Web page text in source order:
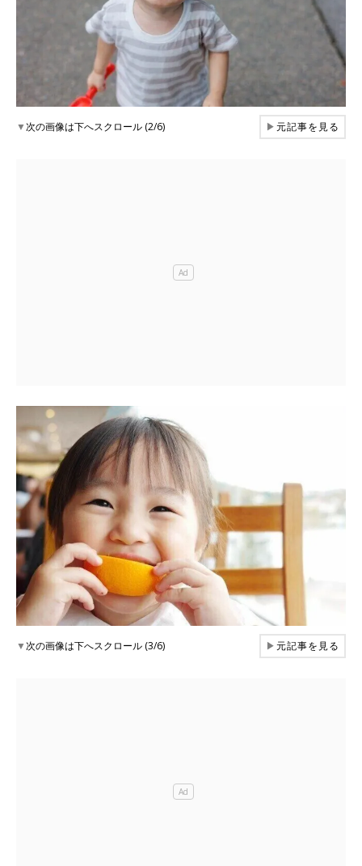
▼次の画像は下へスクロール (2/6) ▶元記事を見る
▼次の画像は下へスクロール (3/6) ▶元記事を見る